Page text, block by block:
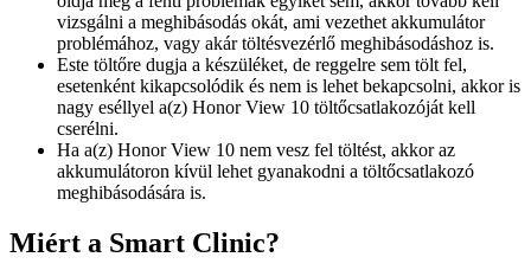
vizsgálni a meghibásodás okát, ami vezethet akkumulátor
problémához, vagy akár töltésvezérlő meghibásodáshoz is.
Este töltőre dugja a készüléket, de reggelre sem tölt fel,
esetenként kikapcsolódik és nem is lehet bekapcsolni, akkor is
nagy eséllyel a(z) Honor View 10 töltőcsatlakozóját kell
cserélni.
Ha a(z) Honor View 10 nem vesz fel töltést, akkor az
akkumulátoron kívül lehet gyanakodni a töltőcsatlakozó
meghibásodására is.
Miért a Smart Clinic?